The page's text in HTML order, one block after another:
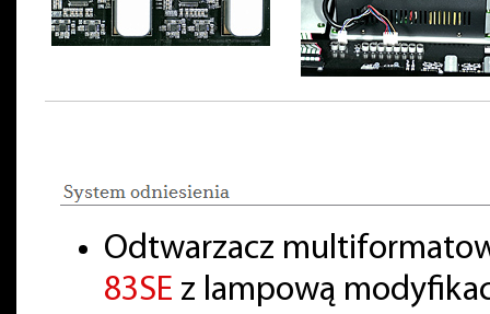
Odtwarzacz
83SE z lampową